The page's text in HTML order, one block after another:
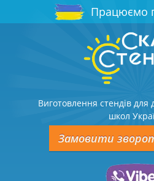
Працюємо
Виготовлення стендів для
школ
Замовити